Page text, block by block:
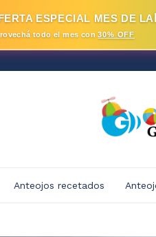
ESPECIAL MES DE LA
todo el mes con30% OFF
Anteojos recetados